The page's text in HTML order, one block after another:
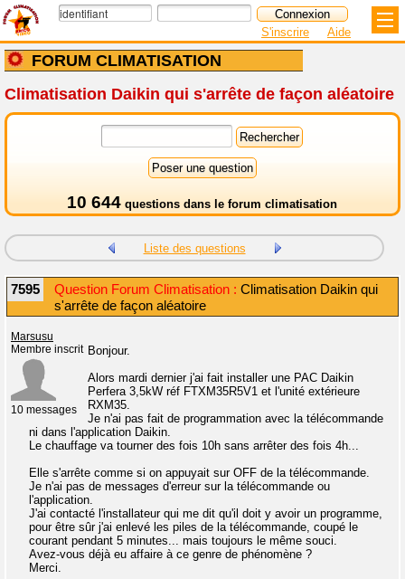
FORUM CLIMATISATION
S'inscrire Aide
Climatisation Daikin qui s'arrête de façon aléatoire
10 644 questions dans le forum climatisation
Liste des questions
7595 Question Forum Climatisation : Climatisation Daikin qui
s'arrête de façon aléatoire
Marsusu
Membre inscrit
10 messages
Bonjour.
Alors mardi dernier j'ai fait installer une PAC Daikin
Perfera 3,5kW réf FTXM35R5V1 et l'unité extérieure
RXM35.
Je n'ai pas fait de programmation avec la télécommande
ni dans l'application Daikin.
Le chauffage va tourner des fois 10h sans arrêter des fois 4h...
Elle s'arrête comme si on appuyait sur OFF de la télécommande.
Je n'ai pas de messages d'erreur sur la télécommande ou
l'application.
J'ai contacté l'installateur qui me dit qu'il doit y avoir un programme,
pour être sûr j'ai enlevé les piles de la télécommande, coupé le
courant pendant 5 minutes... mais toujours le même souci.
Avez-vous déjà eu affaire à ce genre de phénomène ?
Merci.